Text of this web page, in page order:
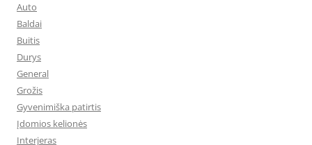
Auto
Baldai
Buitis
Durys
General
Grožis
Gyvenimiška patirtis
Įdomios kelionės
Interjeras